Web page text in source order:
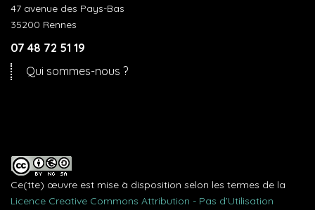
47 avenue des Pays-Bas
35200 Rennes
07 48 72 51 19
Qui sommes-nous ?
Ce(tte) œuvre est mise à disposition selon les termes de la
Licence Creative Commons Attribution - Pas d’Utilisation